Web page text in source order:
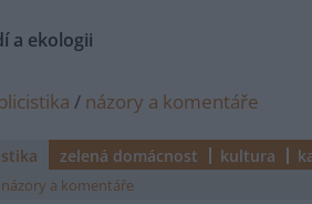
a ekologii
/ názory a komentáře
zelená domácnost kultura
názory a komentáře